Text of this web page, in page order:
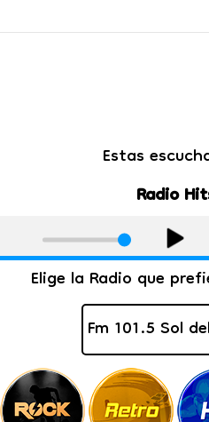
privados de Salta tras un aumento